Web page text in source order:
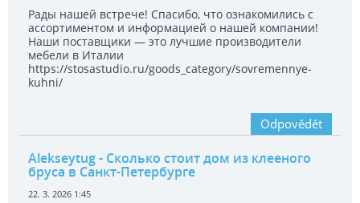
Рады нашей встрече! Спасибо, что ознакомились с
ассортиментом и информацией о нашей компании!
Наши поставщики — это лучшие производители
мебели в Италии
https://stosastudio.ru/goods_category/sovremennye-
kuhni/
Odpovědět
Alekseytug- Сколько стоит дом из клееного
бруса в Санкт-Петербурге
22. 3. 2026 1:45